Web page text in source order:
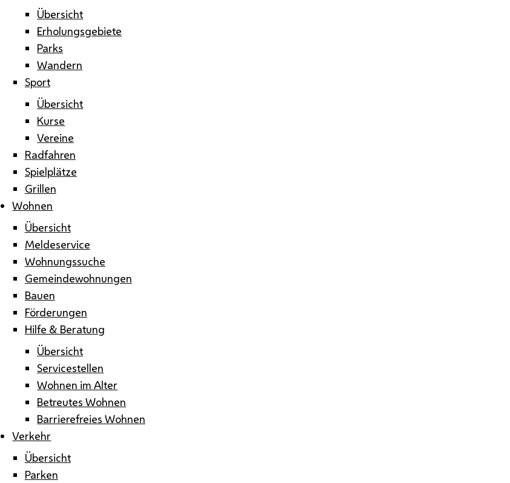
Übersicht
Erholungsgebiete
Parks
Wandern
Sport
Übersicht
Kurse
Vereine
Radfahren
Spielplätze
Grillen
Wohnen
Übersicht
Meldeservice
Wohnungssuche
Gemeindewohnungen
Bauen
Förderungen
Hilfe & Beratung
Übersicht
Servicestellen
Wohnen im Alter
Betreutes Wohnen
Barrierefreies Wohnen
Verkehr
Übersicht
Parken